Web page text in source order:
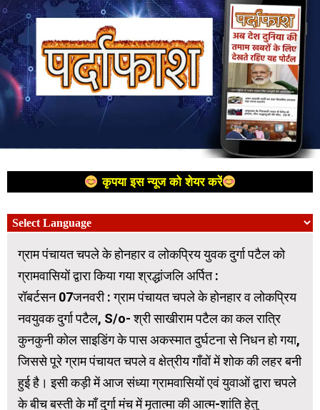
कृपया इस न्यूज को शेयर करें
ग्राम पंचायत चपले के होनहार व लोकप्रिय युवक दुर्गा पटैल को
ग्रामवासियों द्वारा किया गया श्रद्धांजलि अर्पित :
रॉबर्टसन 07जनवरी : ग्राम पंचायत चपले के होनहार व लोकप्रिय
नवयुवक दुर्गा पटैल, S/o- श्री साखीराम पटैल का कल रात्रि
कुनकुनी कोल साइडिंग के पास अकस्मात दुर्घटना से निधन हो गया,
जिससे पूरे ग्राम पंचायत चपले व क्षेत्रीय गाँवों में शोक की लहर बनी
हुई है। इसी कड़ी में आज संध्या ग्रामवासियों एवं युवाओं द्वारा चपले
के बीच बस्ती के माँ दुर्गा मंच में मृतात्मा की आत्म-शांति हेतु